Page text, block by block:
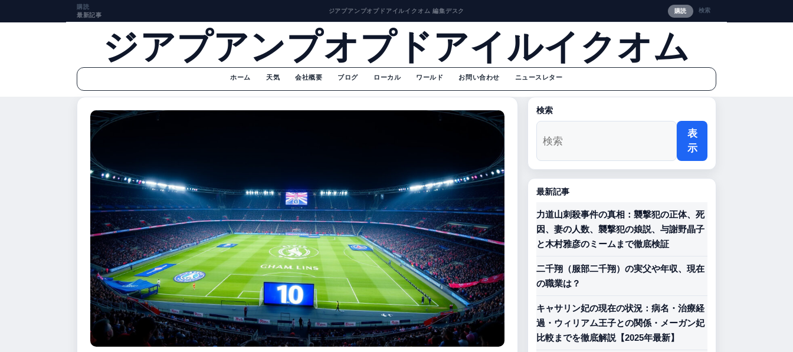
購読
最新記事
ジアプアンプオプドアイルイクオム 編集デスク 購読 検索
ジアプアンプオプドアイルイクオム
ホーム 天気 会社概要 ブログ ローカル ワールド お問い合わせ ニュースレター
検索
表
示
最新記事
力道山刺殺事件の真相：襲撃犯の正体、死
因、妻の人数、襲撃犯の娘説、与謝野晶子
と木村雅彦のミームまで徹底検証
二千翔（服部二千翔）の実父や年収、現在
の職業は？
キャサリン妃の現在の状況：病名・治療経
過・ウィリアム王子との関係・メーガン妃
比較までを徹底解説【2025年最新】